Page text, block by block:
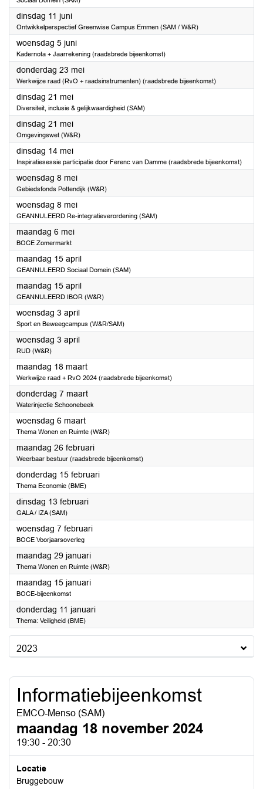
dinsdag 11 juni2024
Ontwikkelperspectief Greenwise Campus Emmen (SAM / W&R)
woensdag 5 juni2024
Kadernota + Jaarrekening (raadsbrede bijeenkomst)
donderdag 23 mei2024
Werkwijze raad (RvO + raadsinstrumenten) (raadsbrede bijeenkomst)
dinsdag 21 mei2024
Diversiteit, inclusie & gelijkwaardigheid (SAM)
dinsdag 21 mei2024
Omgevingswet (W&R)
dinsdag 14 mei2024
Inspiratiesessie participatie door Ferenc van Damme (raadsbrede bijeenkomst)
woensdag 8 mei2024
Gebiedsfonds Pottendijk (W&R)
woensdag 8 mei2024
GEANNULEERD Re-integratieverordening (SAM)
maandag 6 mei2024
BOCE Zomermarkt
maandag 15 april2024
GEANNULEERD Sociaal Domein (SAM)
maandag 15 april2024
GEANNULEERD IBOR (W&R)
woensdag 3 april2024
Sport en Beweegcampus (W&R/SAM)
woensdag 3 april2024
RUD (W&R)
maandag 18 maart2024
Werkwijze raad + RvO 2024 (raadsbrede bijeenkomst)
donderdag 7 maart2024
Waterinjectie Schoonebeek
woensdag 6 maart2024
Thema Wonen en Ruimte (W&R)
maandag 26 februari2024
Weerbaar bestuur (raadsbrede bijeenkomst)
donderdag 15 februari2024
Thema Economie (BME)
dinsdag 13 februari2024
GALA / IZA (SAM)
woensdag 7 februari2024
BOCE Voorjaarsoverleg
maandag 29 januari2024
Thema Wonen en Ruimte (W&R)
maandag 15 januari2024
BOCE-bijeenkomst
donderdag 11 januari2024
Thema: Veiligheid (BME)
2023
Informatiebijeenkomst
EMCO-Menso (SAM)
maandag 18 november 2024
19:30 - 20:30
Locatie
Bruggebouw